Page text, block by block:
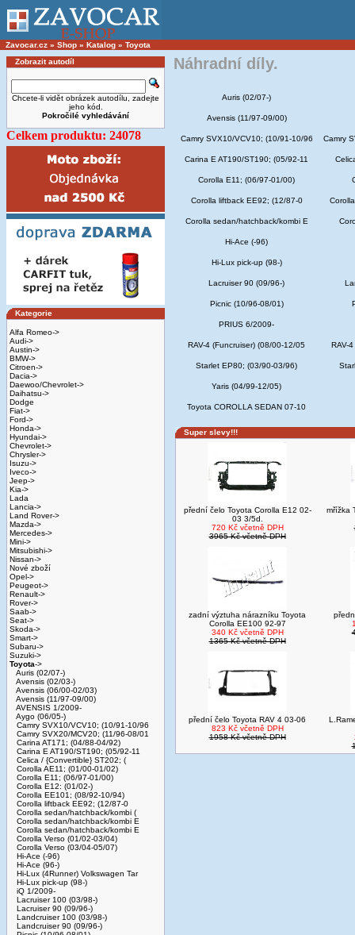
Zavocar.cz » Shop » Katalog » Toyota
Zobrazit autodíl
Chcete-li vidět obrázek autodílu, zadejte
jeho kód.
Pokročilé vyhledávání
Celkem produktu: 24078
Kategorie
Alfa Romeo->
Audi->
Austin->
BMW->
Citroen->
Dacia->
Daewoo/Chevrolet->
Daihatsu->
Dodge
Fiat->
Ford->
Honda->
Hyundai->
Chevrolet->
Chrysler->
Isuzu->
Iveco->
Jeep->
Kia->
Lada
Lancia->
Land Rover->
Mazda->
Mercedes->
Mini->
Mitsubishi->
Nissan->
Nové zboží
Opel->
Peugeot->
Renault->
Rover->
Saab->
Seat->
Skoda->
Smart->
Subaru->
Suzuki->
Toyota->
Auris (02/07-)
Avensis (02/03-)
Avensis (06/00-02/03)
Avensis (11/97-09/00)
AVENSIS 1/2009-
Aygo (06/05-)
Camry SVX10/VCV10; (10/91-10/96
Camry SVX20/MCV20; (11/96-08/01
Carina AT171; (04/88-04/92)
Carina E AT190/ST190; (05/92-11
Celica / {Convertible} ST202; (
Corolla AE11; (01/00-01/02)
Corolla E11; (06/97-01/00)
Corolla E12: (01/02-)
Corolla EE101; (08/92-10/94)
Corolla liftback EE92; (12/87-0
Corolla sedan/hatchback/kombi (
Corolla sedan/hatchback/kombi E
Corolla sedan/hatchback/kombi E
Corolla Verso (01/02-03/04)
Corolla Verso (03/04-05/07)
Hi-Ace (-96)
Hi-Ace (96-)
Hi-Lux (4Runner) Volkswagen Tar
Hi-Lux pick-up (98-)
iQ 1/2009-
Lacruiser 100 (03/98-)
Lacruiser 90 (09/96-)
Landcruiser 100 (03/98-)
Landcruiser 90 (09/96-)
Náhradní díly.
Auris (02/07-)
Avensis (11/97-09/00)
Camry SVX10/VCV10; (10/91-10/96 Camry
Carina E AT190/ST190; (05/92-11
Corolla E11; (06/97-01/00)
Corolla liftback EE92; (12/87-0
Corolla sedan/hatchback/kombi E
Hi-Ace (-96)
Hi-Lux pick-up (98-)
Lacruiser 90 (09/96-)
Picnic (10/96-08/01)
PRIUS 6/2009-
RAV-4 (Funcruiser) (08/00-12/05 RAV-
Starlet EP80; (03/90-03/96)
Yaris (04/99-12/05)
Toyota COROLLA SEDAN 07-10
Super slevy!!!
přední čelo Toyota Corolla E12 02-
03 3/5d.
720 Kč včetně DPH
3965 Kč včetně DPH
mřížka
zadní výztuha nárazníku Toyota
Corolla EE100 92-97
340 Kč včetně DPH
1365 Kč včetně DPH
přední čelo Toyota RAV 4 03-06
823 Kč včetně DPH
1958 Kč včetně DPH